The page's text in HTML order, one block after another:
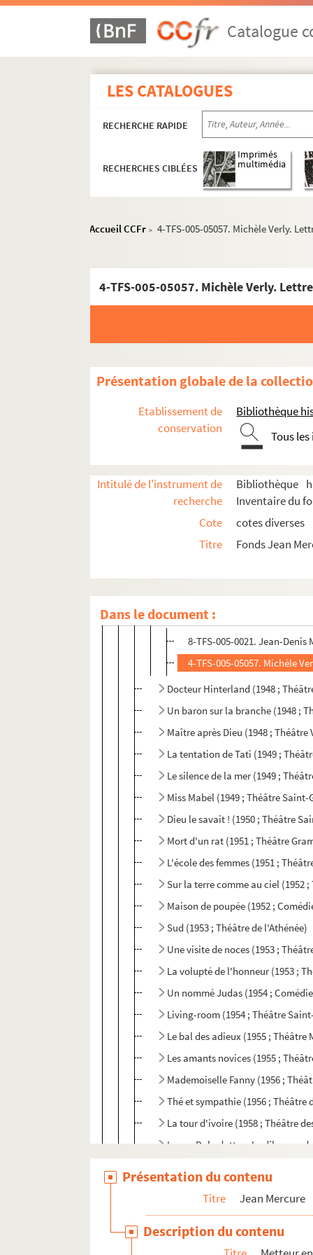
Catalogue
LES CATALOGUES
RECHERCHE RAPIDE
RECHERCHES CIBLÉES
Imprimés
multimédia
Accueil CCFr > 4-TFS-005-05057. Michèle Verly.
4-TFS-005-05057. Michèle Verly.
Présentation globale de la
Etablissement de
conservation
Bibliothèque
Tous
Intitulé de l'instrument de
recherche
Bibliothèque
Inventaire du
Cote
cotes diverses
Titre
Fonds Jean
Dans le document :
Metteur en scène
L'araigne (1939)
La crèche du théâtre Joly (1941 ;
Plainte contre inconnu (1946 ;
4-TFS-005-05056. Relevé de
8-TEP-005-017. B.M. Bernand
8-TEP-005-018. Studio
8-TEP-005-019. Studio
8-TEP-005-020. Photographe
Correspondance à propos de
8-TFS-005-0021. Jean-
4-TFS-005-05057. Michèle
Docteur Hinterland (1948 ;
Un baron sur la branche (1948 ;
Maître après Dieu (1948 ; Théâtre
La tentation de Tati (1949 ;
Le silence de la mer (1949 ;
Miss Mabel (1949 ; Théâtre Saint-
Dieu le savait ! (1950 ; Théâtre
Mort d'un rat (1951 ; Théâtre
L'école des femmes (1951 ;
Sur la terre comme au ciel (1952
Maison de poupée (1952 ;
Sud (1953 ; Théâtre de l'Athénée)
Une visite de noces (1953 ;
La volupté de l'honneur (1953 ;
Un nommé Judas (1954 ;
Living-room (1954 ; Théâtre
Le bal des adieux (1955 ; Théâtre
Les amants novices (1955 ;
Mademoiselle Fanny (1956 ;
Thé et sympathie (1956 ; Théâtre
La tour d'ivoire (1958 ; Théâtre
Le cas Dobedatt ou Le dilemme
Le cardinal d'Espagne (1960 ;
Présentation du contenu
Titre Jean Mercure
Description du contenu